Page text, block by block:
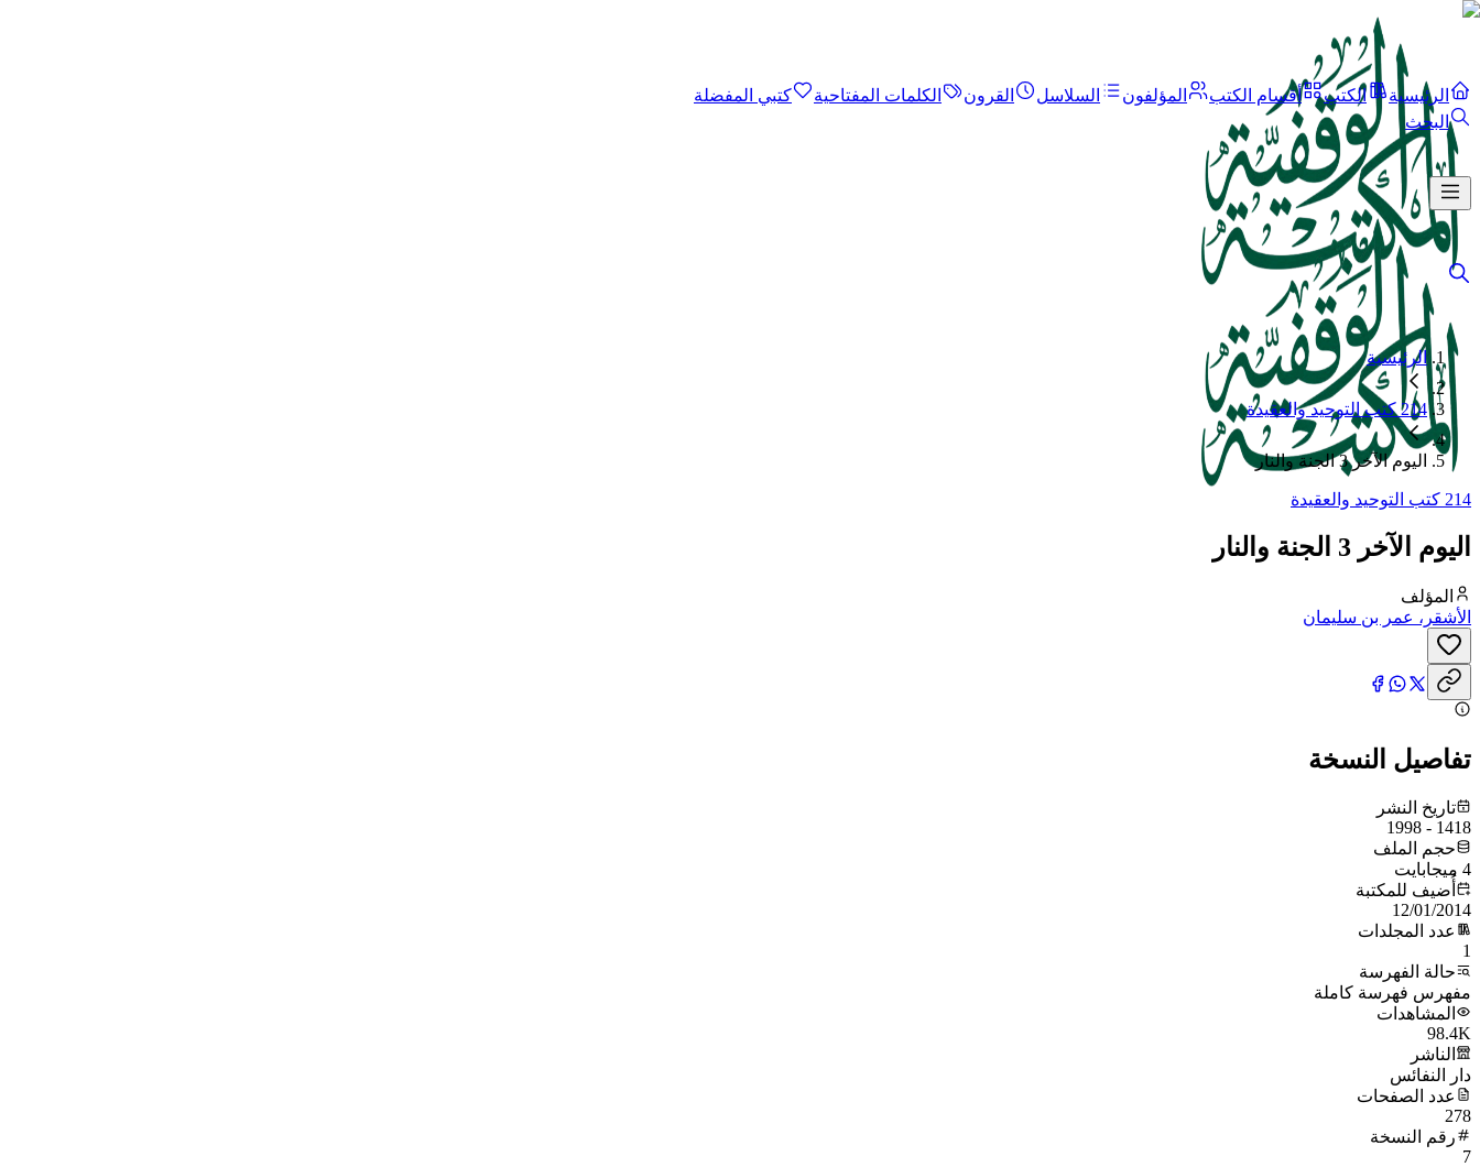
الرئيسية الكتب أقسام الكتب المؤلفون السلاسل القرون الكلمات المفتاحية
كتبي المفضلة
البحث
الرئيسية
214 كتب التوحيد والعقيدة
اليوم الآخر 3 الجنة والنار
214 كتب التوحيد والعقيدة
اليوم الآخر 3 الجنة والنار
المؤلف
الأشقر، عمر بن سليمان
تفاصيل النسخة
تاريخ النشر
1418 - 1998
حجم الملف
4 ميجابايت
أُضيف للمكتبة
12/01/2014
عدد المجلدات
1
حالة الفهرسة
مفهرس فهرسة كاملة
المشاهدات
98.4K
الناشر
دار النفائس
عدد الصفحات
278
رقم النسخة
7